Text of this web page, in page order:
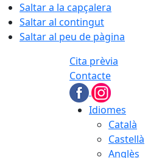
Saltar a la capçalera
Saltar al contingut
Saltar al peu de pàgina
Cita prèvia
Contacte
Idiomes
Català
Castellà
Anglès